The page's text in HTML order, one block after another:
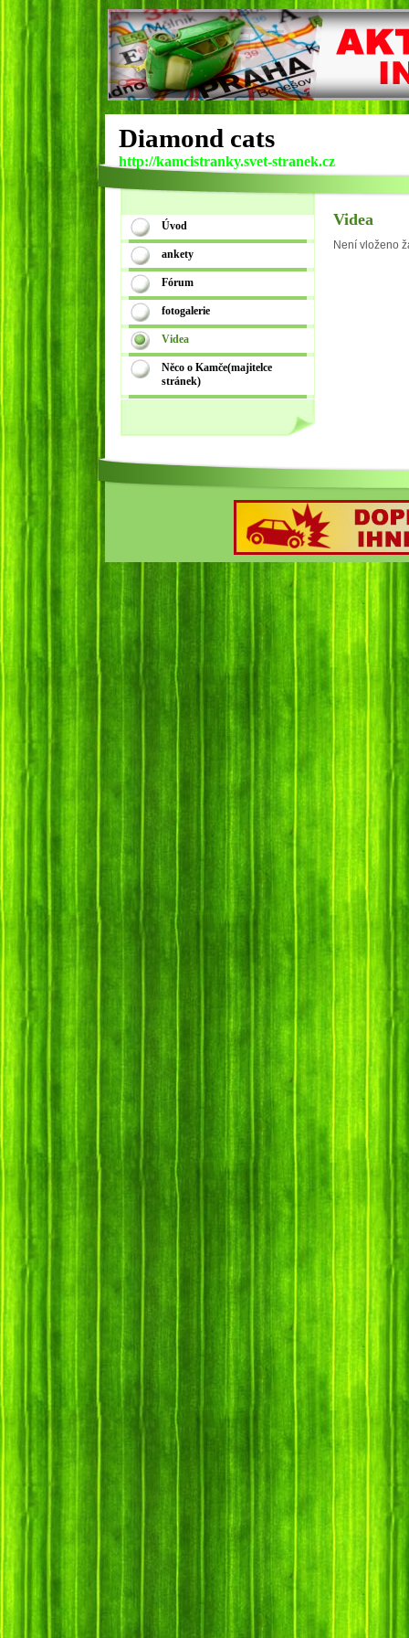
Diamond cats
http://kamcistranky.svet-stranek.cz
Videa
Není vloženo
Úvod
ankety
Fórum
fotogalerie
Videa
Něco o Kamče(majitelce
stránek)